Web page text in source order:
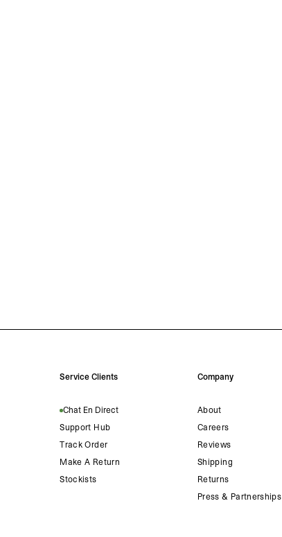
Service Clients
Chat En Direct
Support Hub
Track Order
Make A Return
Stockists
Company
About
Careers
Reviews
Shipping
Returns
Press & Partnerships